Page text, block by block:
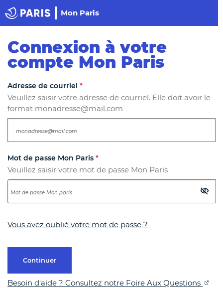
Paris
Mon Paris
Connexion à votre
compte Mon Paris
Adresse de courriel *
Veuillez saisir votre adresse de courriel. Elle doit avoir le
format monadresse@mail.com
Mot de passe Mon Paris *
Veuillez saisir votre mot de passe Mon Paris
Vous avez oublié votre mot de passe ?
Continuer
Besoin d'aide ? Consultez notre Foire Aux Questions